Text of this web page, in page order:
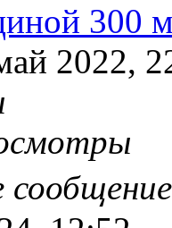
300
2022,